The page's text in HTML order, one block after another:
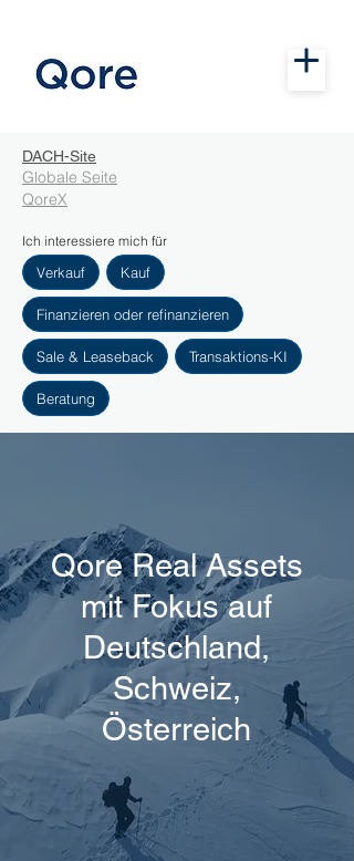
DACH-Site
Globale Seite
QoreX
Ich interessiere mich für
Verkauf Kauf
Finanzieren oder refinanzieren
Sale & Leaseback Transaktions-KI
Beratung
Qore Real Assets
mit Fokus auf
Deutschland,
Schweiz,
Österreich